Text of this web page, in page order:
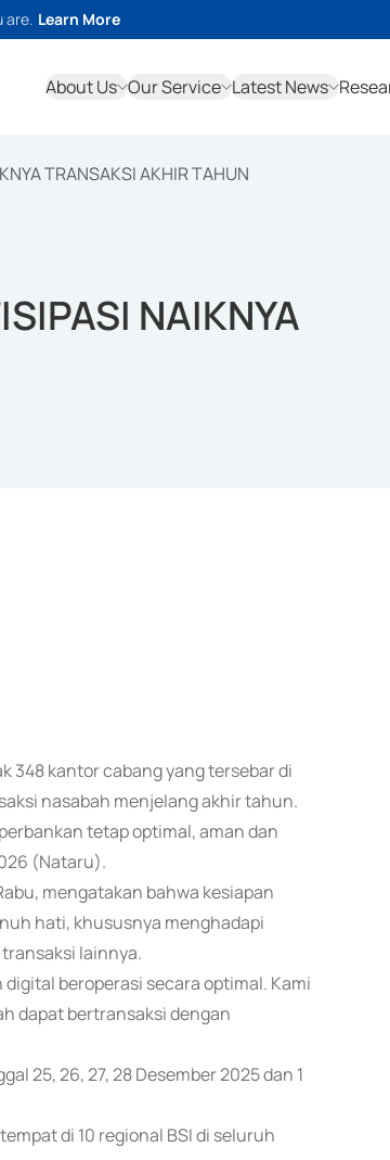
are. Learn More
About Us Our Service Latest News
TRANSAKSI AKHIR TAHUN
NAIKNYA
348 kantor cabang yang tersebar di
nasabah menjelang akhir tahun.
tetap optimal, aman dan
(Nataru).
mengatakan bahwa kesiapan
hati, khususnya menghadapi
lainnya.
beroperasi secara optimal. Kami
dapat bertransaksi dengan
25, 26, 27, 28 Desember 2025 dan 1
di 10 regional BSI di seluruh